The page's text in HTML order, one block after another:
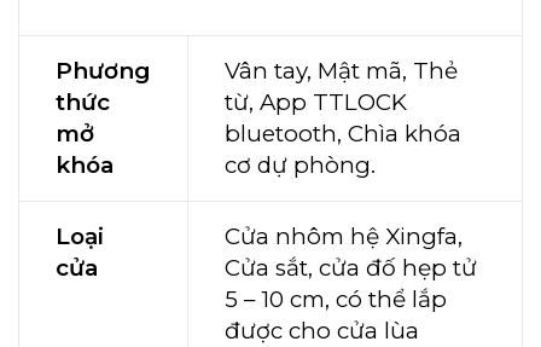
Phương
thức
mở
khóa
Vân tay, Mật mã, Thẻ
từ, App TTLOCK
bluetooth, Chìa khóa
cơ dự phòng.
Loại
cửa
Cửa nhôm hệ Xingfa,
Cửa sắt, cửa đố hẹp tử
5 – 10 cm, có thể lắp
được cho cửa lùa